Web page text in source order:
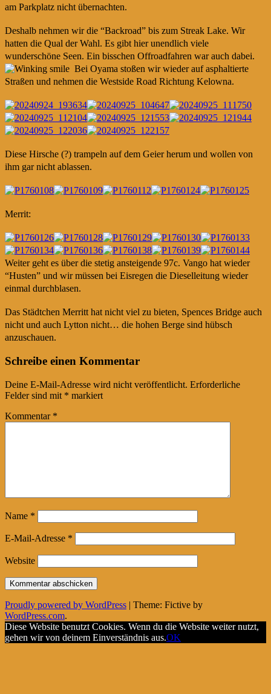
am Parkplatz nicht übernachten.
Deshalb nehmen wir die “Backroad” bis zum Streak Lake. Wir
hatten die Qual der Wahl. Es gibt hier unendlich viele
wunderschöne Seen. Ein bisschen Offroadfahren war auch dabei.
Bei Oyama stoßen wir wieder auf asphaltierte
Straßen und nehmen die Westside Road Richtung Kelowna.
Diese Hirsche (?) trampeln auf dem Geier herum und wollen von
ihm gar nicht ablassen.
Merrit:
Weiter geht es über die stetig ansteigende 97c. Vango hat wieder
“Husten” und wir müssen bei Eisregen die Dieselleitung wieder
einmal durchblasen.
Das Städtchen Merritt hat nicht viel zu bieten, Spences Bridge auch
nicht und auch Lytton nicht… die hohen Berge sind hübsch
anzuschauen.
Post
navigation
←
→
Schreibe einen Kommentar
Deine E-Mail-Adresse wird nicht veröffentlicht. Erforderliche
Felder sind mit * markiert
Kommentar *
Name *
E-Mail-Adresse *
Website
Proudly powered by WordPress | Theme: Fictive by
WordPress.com.
Diese Website benutzt Cookies. Wenn du die Website weiter nutzt,
gehen wir von deinem Einverständnis aus.OK